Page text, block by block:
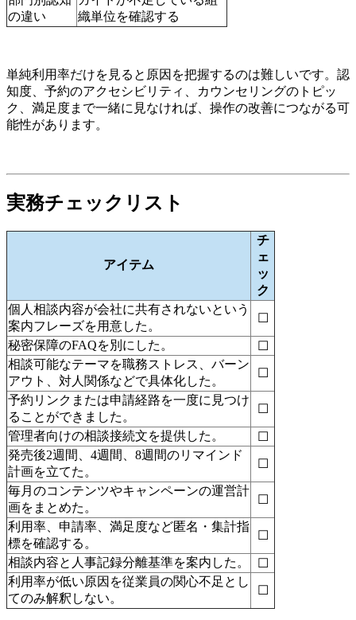
の違い
織単位を確認する
単純利用率だけを見ると原因を把握するのは難しいです。認
知度、予約のアクセシビリティ、カウンセリングのトピッ
ク、満足度まで一緒に見なければ、操作の改善につながる可
能性があります。
実務チェックリスト
アイテム
チ
ェ
ッ
ク
個人相談内容が会社に共有されないという
案内フレーズを用意した。
☐
秘密保障のFAQを別にした。
☐
相談可能なテーマを職務ストレス、バーン
アウト、対人関係などで具体化した。
☐
予約リンクまたは申請経路を一度に見つけ
ることができました。
☐
管理者向けの相談接続文を提供した。
☐
発売後2週間、4週間、8週間のリマインド
計画を立てた。
☐
毎月のコンテンツやキャンペーンの運営計
画をまとめた。
☐
利用率、申請率、満足度など匿名・集計指
標を確認する。
☐
相談内容と人事記録分離基準を案内した。
☐
利用率が低い原因を従業員の関心不足とし
てのみ解釈しない。
☐